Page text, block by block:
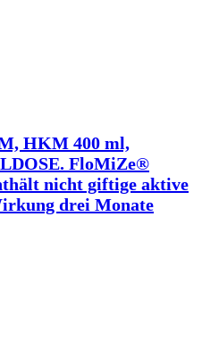
HKM 400 ml,
FloMiZe®
nicht giftige aktive
drei Monate